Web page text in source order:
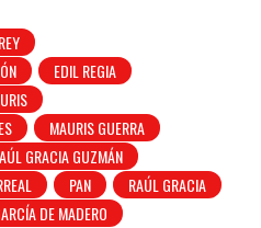
EDIL REGIA
MAURIS GUERRA
GRACIA GUZMÁN
PAN
RAÚL GRACIA
DE MADERO